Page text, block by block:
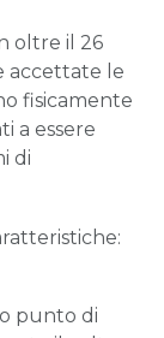
oltre il 26
accettate le
fisicamente
a essere
di
punto di